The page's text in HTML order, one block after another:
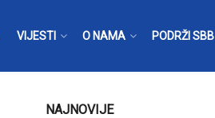
VIJESTI O NAMA PODRŽI SBB
NAJNOVIJE